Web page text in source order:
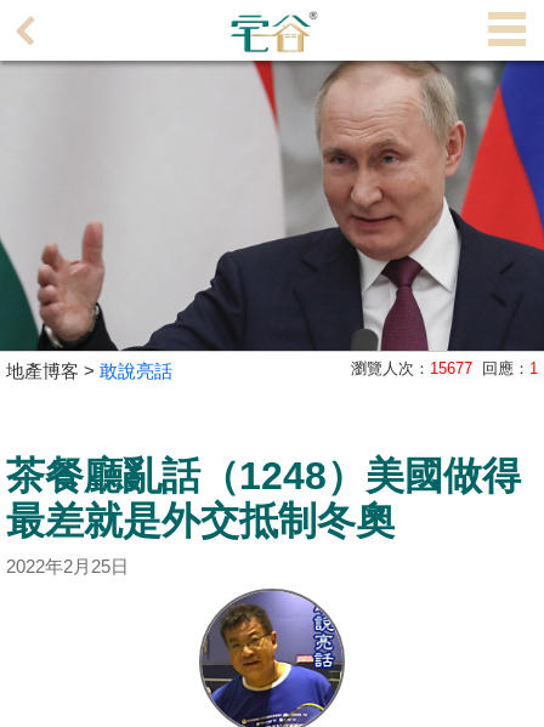
理
成
交
業
主
宅
谷
按
地產博客 > 敢說亮話 瀏覽人次： 15677 回應： 1
茶餐廳亂話（1248）美國做得
最差就是外交抵制冬奧
2022年2月25日